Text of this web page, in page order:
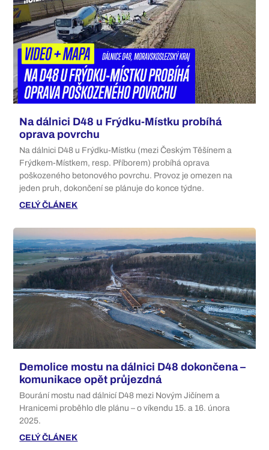
Na dálnici D48 u Frýdku-Místku probíhá
oprava povrchu
Na dálnici D48 u Frýdku-Místku (mezi Českým Těšínem a
Frýdkem-Místkem, resp. Příborem) probíhá oprava
poškozeného betonového povrchu. Provoz je omezen na
jeden pruh, dokončení se plánuje do konce týdne.
CELÝ ČLÁNEK
Demolice mostu na dálnici D48 dokončena –
komunikace opět průjezdná
Bourání mostu nad dálnicí D48 mezi Novým Jičínem a
Hranicemi proběhlo dle plánu – o víkendu 15. a 16. února
2025.
CELÝ ČLÁNEK